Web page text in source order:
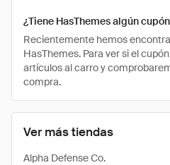
Ver más tiendas
Alpha Defense Co.
¿Tiene HasThemes algún
Recientemente hemos
HasThemes. Para ver si el
artículos al carro y
compra.